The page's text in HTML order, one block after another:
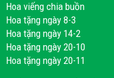
Hoa viếng chia buồn
Hoa tặng ngày 8-3
Hoa tặng ngày 14-2
Hoa tặng ngày 20-10
Hoa tặng ngày 20-11